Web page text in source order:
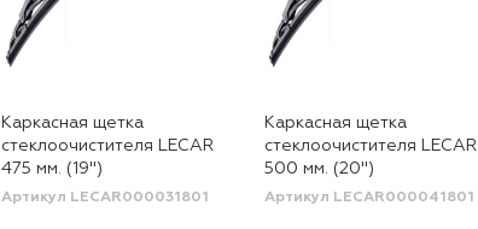
Каркасная щетка
стеклоочистителя LECAR
475 мм. (19")
Артикул LECAR000031801
Каркасная щетка
стеклоочистителя LECAR
500 мм. (20")
Артикул LECAR000041801